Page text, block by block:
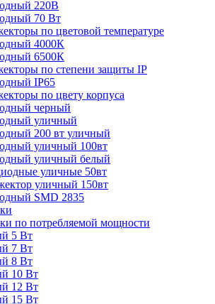
220В
70 Вт
по цветовой температуре
4000К
6500К
по степени защиты IP
IP65
по цвету корпуса
черный
уличный
200 вт уличный
уличный 100вт
уличный белый
уличные 50вт
уличный 150вт
SMD 2835
по потребляемой мощности
5 Вт
7 Вт
8 Вт
10 Вт
12 Вт
15 Вт